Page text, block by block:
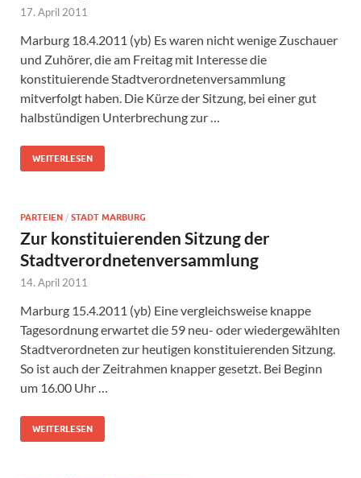
17. April 2011
Marburg 18.4.2011 (yb) Es waren nicht wenige Zuschauer
und Zuhörer, die am Freitag mit Interesse die
konstituierende Stadtverordnetenversammlung
mitverfolgt haben. Die Kürze der Sitzung, bei einer gut
halbstündigen Unterbrechung zur …
WEITERLESEN
PARTEIEN / STADT MARBURG
Zur konstituierenden Sitzung der
Stadtverordnetenversammlung
14. April 2011
Marburg 15.4.2011 (yb) Eine vergleichsweise knappe
Tagesordnung erwartet die 59 neu- oder wiedergewählten
Stadtverordneten zur heutigen konstituierenden Sitzung.
So ist auch der Zeitrahmen knapper gesetzt. Bei Beginn
um 16.00 Uhr …
WEITERLESEN